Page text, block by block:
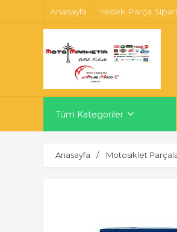
Anasayfa Yedek Parça
Tüm Kategoriler
Anasayfa Motosiklet